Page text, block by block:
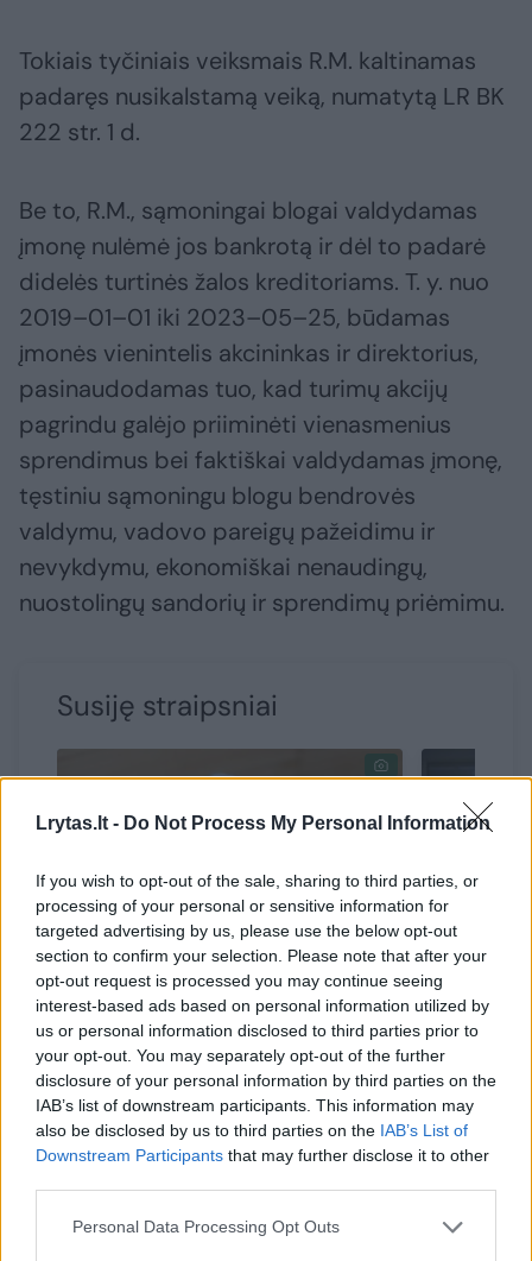
Lrytas.lt - Do Not Process My Personal Information
If you wish to opt-out of the sale, sharing to third parties, or
processing of your personal or sensitive information for
targeted advertising by us, please use the below opt-out
section to confirm your selection. Please note that after your
opt-out request is processed you may continue seeing
interest-based ads based on personal information utilized by
us or personal information disclosed to third parties prior to
your opt-out. You may separately opt-out of the further
disclosure of your personal information by third parties on the
IAB’s list of downstream participants. This information may
also be disclosed by us to third parties on the IAB’s List of
Downstream Participants that may further disclose it to other
Personal Data Processing Opt Outs
Tokiais tyčiniais veiksmais R.M. kaltinamas
padaręs nusikalstamą veiką, numatytą LR BK
222 str. 1 d.
Be to, R.M., sąmoningai blogai valdydamas
įmonę nulėmė jos bankrotą ir dėl to padarė
didelės turtinės žalos kreditoriams. T. y. nuo
2019–01–01 iki 2023–05–25, būdamas
įmonės vienintelis akcininkas ir direktorius,
pasinaudodamas tuo, kad turimų akcijų
pagrindu galėjo priiminėti vienasmenius
sprendimus bei faktiškai valdydamas įmonę,
tęstiniu sąmoningu blogu bendrovės
valdymu, vadovo pareigų pažeidimu ir
nevykdymu, ekonomiškai nenaudingų,
nuostolingų sandorių ir sprendimų priėmimu.
Susiję straipsniai
G. Paluckas nusiteikęs
sumokėti palūkanas: sako,
kad tai įvyks artimiausiu
metu(2)
Teismas
Jis taip pat kryptingai, nuosekliai ir tyčia